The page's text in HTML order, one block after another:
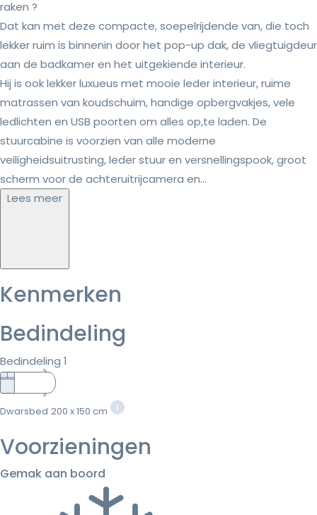
raken ?
Dat kan met deze compacte, soepelrijdende van, die toch
lekker ruim is binnenin door het pop-up dak, de vliegtuigdeur
aan de badkamer en het uitgekiende interieur.
Hij is ook lekker luxueus met mooie leder interieur, ruime
matrassen van koudschuim, handige opbergvakjes, vele
ledlichten en USB poorten om alles op,te laden. De
stuurcabine is voorzien van alle moderne
veiligheidsuitrusting, leder stuur en versnellingspook, groot
scherm voor de achteruitrijcamera en...
Lees meer
Kenmerken
Bedindeling
Bedindeling 1
Dwarsbed 200 x 150 cm
Voorzieningen
Gemak aan boord